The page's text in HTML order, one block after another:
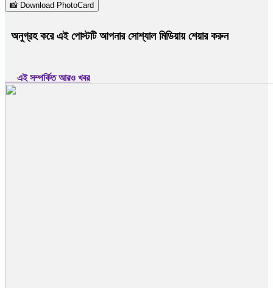
📸 Download PhotoCard
অনুগ্রহ করে এই পোস্টটি আপনার সোশ্যাল মিডিয়ায় শেয়ার করুন
এই সম্পর্কিত আরও খবর